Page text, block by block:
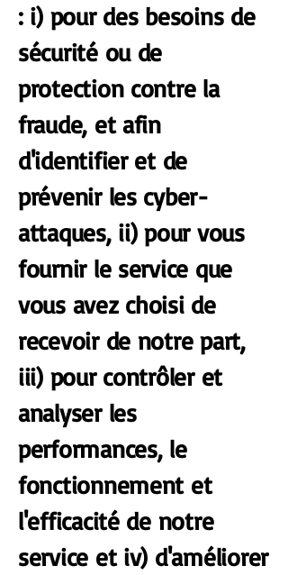
: i) pour des besoins de
sécurité ou de
protection contre la
fraude, et afin
d'identifier et de
prévenir les cyber-
attaques, ii) pour vous
fournir le service que
vous avez choisi de
recevoir de notre part,
iii) pour contrôler et
analyser les
performances, le
fonctionnement et
l'efficacité de notre
service et iv) d'améliorer